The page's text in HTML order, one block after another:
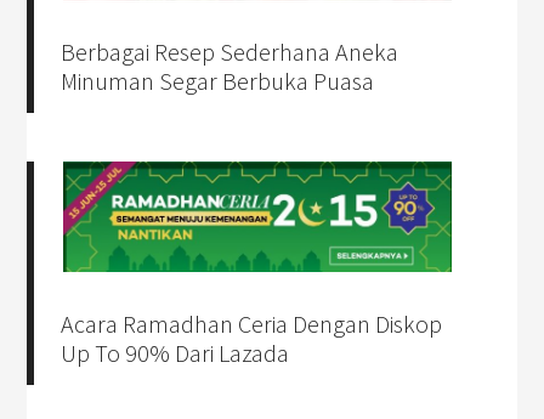
Berbagai Resep Sederhana Aneka
Minuman Segar Berbuka Puasa
Acara Ramadhan Ceria Dengan Diskop
Up To 90% Dari Lazada